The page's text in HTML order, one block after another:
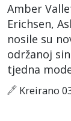
Amber
Erichsen,
nosile su
održanoj
tjedna
Kreirano